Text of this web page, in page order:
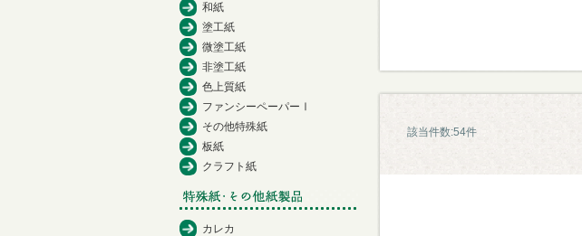
該当件数:54件
和紙
塗工紙
微塗工紙
非塗工紙
色上質紙
ファンシーペーパーⅠ
その他特殊紙
板紙
クラフト紙
カレカ